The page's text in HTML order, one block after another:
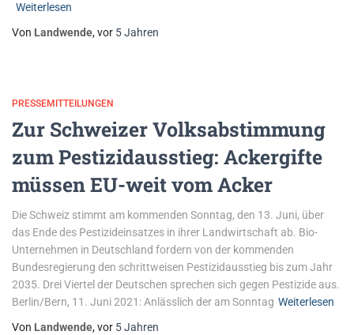
Weiterlesen
Von Landwende, vor 5 Jahren
PRESSEMITTEILUNGEN
Zur Schweizer Volksabstimmung
zum Pestizidausstieg: Ackergifte
müssen EU-weit vom Acker
Die Schweiz stimmt am kommenden Sonntag, den 13. Juni, über
das Ende des Pestizideinsatzes in ihrer Landwirtschaft ab. Bio-
Unternehmen in Deutschland fordern von der kommenden
Bundesregierung den schrittweisen Pestizidausstieg bis zum Jahr
2035. Drei Viertel der Deutschen sprechen sich gegen Pestizide aus.
Berlin/Bern, 11. Juni 2021: Anlässlich der am Sonntag Weiterlesen
Von Landwende, vor 5 Jahren